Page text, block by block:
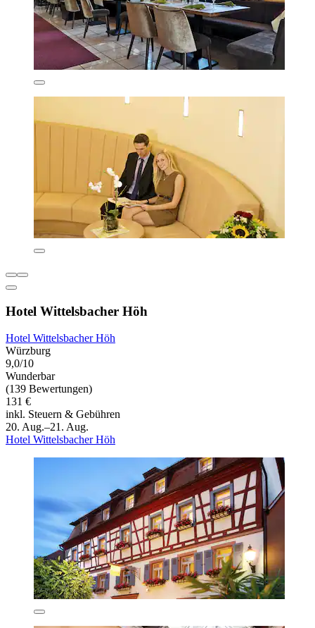
Hotel Wittelsbacher Höh
Hotel Wittelsbacher Höh
Würzburg
9,0/10
Wunderbar
(139 Bewertungen)
131 €
inkl. Steuern & Gebühren
20. Aug.–21. Aug.
Hotel Wittelsbacher Höh